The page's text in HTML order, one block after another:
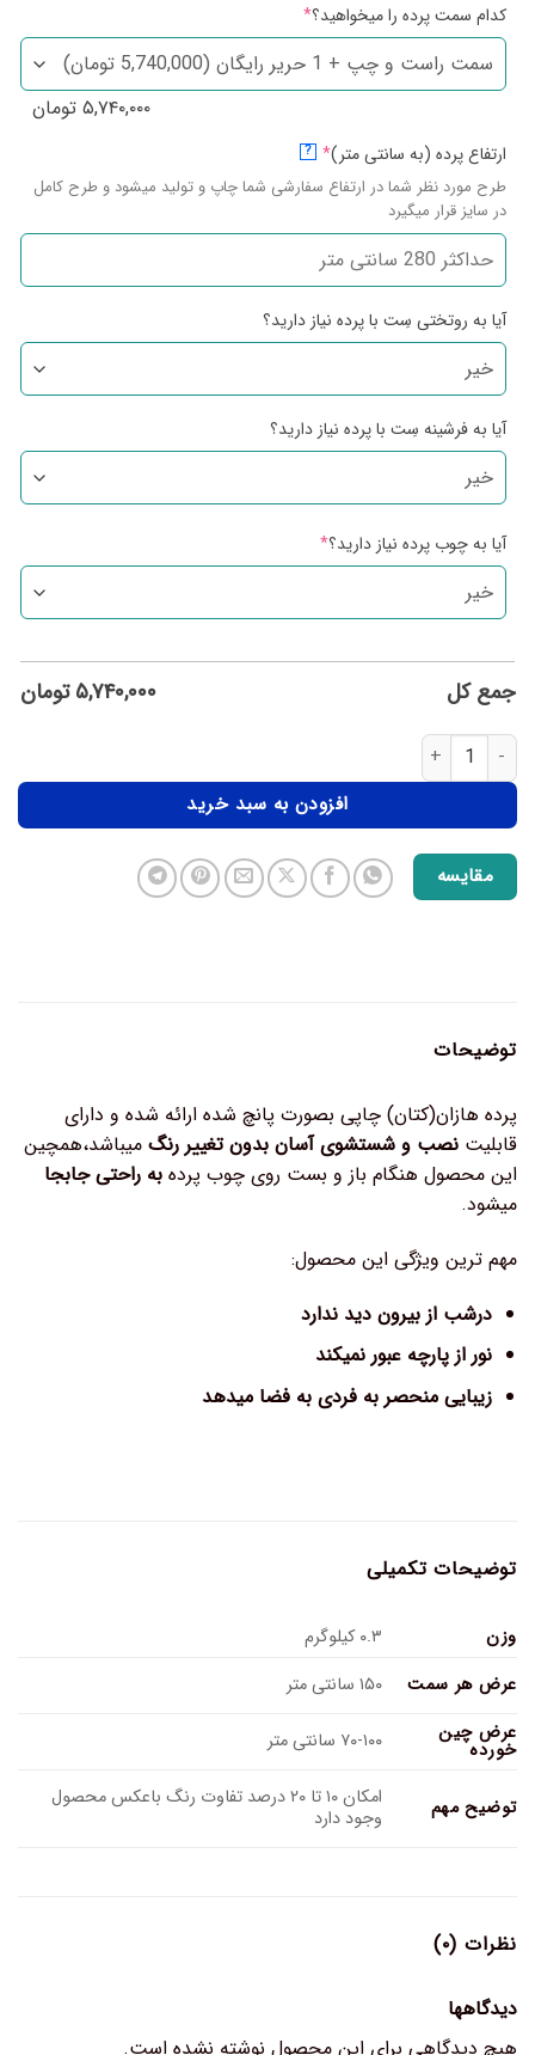
کدام سمت پرده را میخواهید؟*
۵,۷۴۰,۰۰۰ تومان
ارتفاع پرده (به سانتی متر)*
?
طرح مورد نظر شما در ارتفاع سفارشی شما چاپ و تولید میشود و طرح کامل
در سایز قرار میگیرد
آیا به روتختی سِت با پرده نیاز دارید؟
آیا به فرشینه سِت با پرده نیاز دارید؟
آیا به چوب پرده نیاز دارید؟*
جمع کل ۵,۷۴۰,۰۰۰ تومان
افزودن به سبد خرید
مقایسه
توضیحات
پرده هازان(کتان) چاپی بصورت پانچ شده ارائه شده و دارای
قابلیت نصب و شستشوی آسان بدون تغییر رنگ میباشد،همچین
این محصول هنگام باز و بست روی چوب پرده به راحتی جابجا
میشود.
مهم ترین ویژگی این محصول:
درشب از بیرون دید ندارد
نور از پارچه عبور نمیکند
زیبایی منحصر به فردی به فضا میدهد
توضیحات تکمیلی
وزن
۰.۳ کیلوگرم
عرض هر سمت
۱۵۰ سانتی متر
عرض چین
خورده ۷۰-۱۰۰ سانتی متر
توضیح مهم امکان ۱۰ تا ۲۰ درصد تفاوت رنگ باعکس محصول
وجود دارد
نظرات (۰)
دیدگاهها
هیچ دیدگاهی برای این محصول نوشته نشده است.